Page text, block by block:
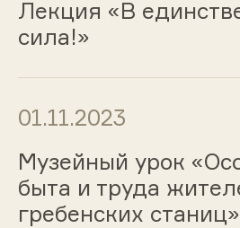
Лекция «В
сила!»
01.11.2023
Музейный урок
быта и труда
гребенских станиц»